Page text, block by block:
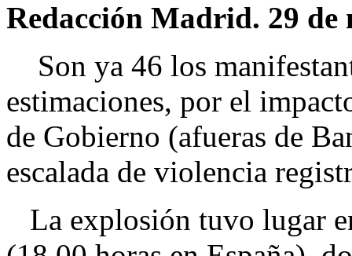
Redacción Madrid. 29 de
Son ya 46 los
estimaciones, por el
de Gobierno (afueras de
escalada de violencia
La explosión tuvo lugar